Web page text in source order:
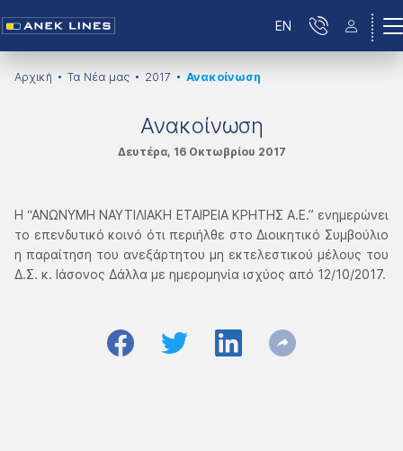
EN
Αρχική Τα Νέα μας 2017 Ανακοίνωση
Ανακοίνωση
Δευτέρα, 16 Οκτωβρίου 2017
Η “ΑΝΩΝΥΜΗ ΝΑΥΤΙΛΙΑΚΗ ΕΤΑΙΡΕΙΑ ΚΡΗΤΗΣ Α.Ε.” ενημερώνει
το επενδυτικό κοινό ότι περιήλθε στο Διοικητικό Συμβούλιο
η παραίτηση του ανεξάρτητου μη εκτελεστικού μέλους του
Δ.Σ. κ. Ιάσονος Δάλλα με ημερομηνία ισχύος από 12/10/2017.